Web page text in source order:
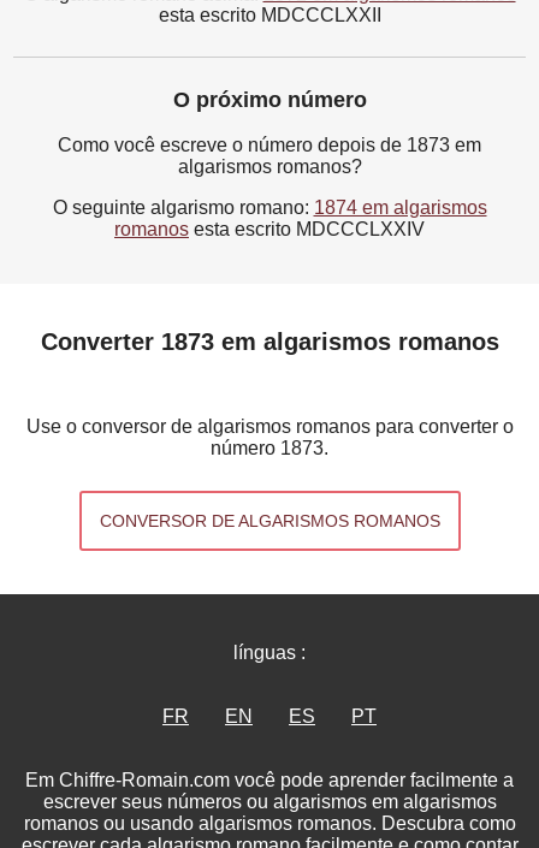
esta escrito MDCCCLXXII
O próximo número
Como você escreve o número depois de 1873 em
algarismos romanos?
O seguinte algarismo romano: 1874 em algarismos
romanos esta escrito MDCCCLXXIV
Converter 1873 em algarismos romanos
Use o conversor de algarismos romanos para converter o
número 1873.
CONVERSOR DE ALGARISMOS ROMANOS
línguas :
FR EN ES PT
Em Chiffre-Romain.com você pode aprender facilmente a
escrever seus números ou algarismos em algarismos
romanos ou usando algarismos romanos. Descubra como